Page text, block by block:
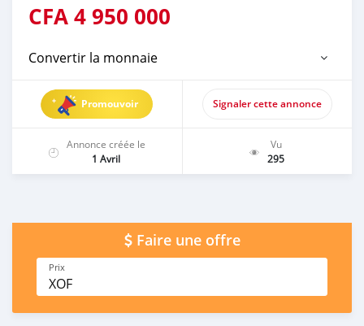
CFA4 950 000
Convertir la monnaie
Promouvoir Signaler cette annonce
Annonce créée le
1 Avril
Vu
295
Faire une offre
Prix
XOF